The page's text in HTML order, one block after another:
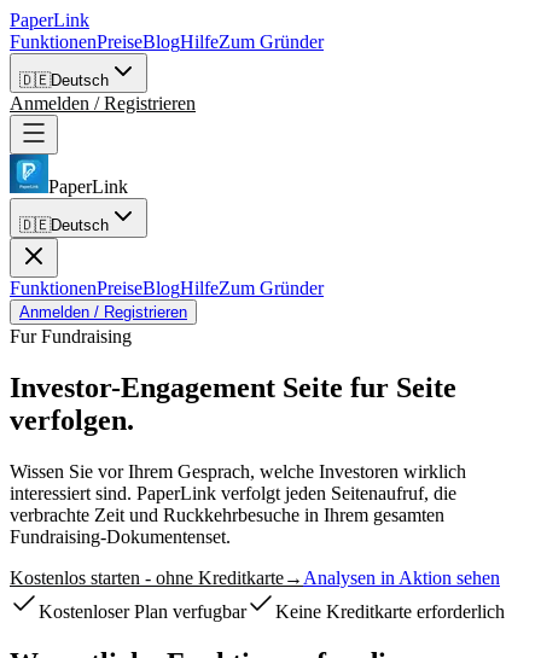
PaperLink
FunktionenPreiseBlogHilfeZum Gründer
🇩🇪Deutsch
Anmelden / Registrieren
PaperLink
🇩🇪Deutsch
FunktionenPreiseBlogHilfeZum Gründer
Anmelden / Registrieren
Fur Fundraising
Investor-Engagement Seite fur Seite
verfolgen.
Wissen Sie vor Ihrem Gesprach, welche Investoren wirklich
interessiert sind. PaperLink verfolgt jeden Seitenaufruf, die
verbrachte Zeit und Ruckkehrbesuche in Ihrem gesamten
Fundraising-Dokumentenset.
Kostenlos starten - ohne Kreditkarte→ Analysen in Aktion sehen
Kostenloser Plan verfugbar
Keine Kreditkarte erforderlich